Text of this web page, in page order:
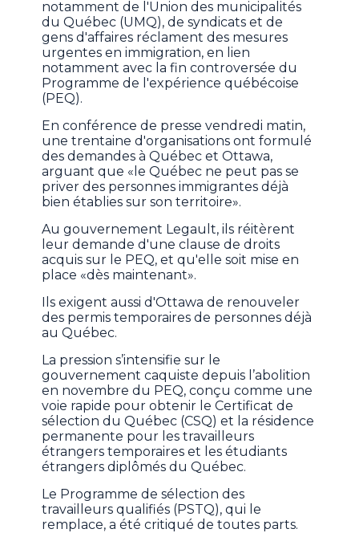
notamment de l'Union des municipalités
du Québec (UMQ), de syndicats et de
gens d'affaires réclament des mesures
urgentes en immigration, en lien
notamment avec la fin controversée du
Programme de l'expérience québécoise
(PEQ).
En conférence de presse vendredi matin,
une trentaine d'organisations ont formulé
des demandes à Québec et Ottawa,
arguant que «le Québec ne peut pas se
priver des personnes immigrantes déjà
bien établies sur son territoire».
Au gouvernement Legault, ils réitèrent
leur demande d'une clause de droits
acquis sur le PEQ, et qu'elle soit mise en
place «dès maintenant».
Ils exigent aussi d'Ottawa de renouveler
des permis temporaires de personnes déjà
au Québec.
La pression s’intensifie sur le
gouvernement caquiste depuis l’abolition
en novembre du PEQ, conçu comme une
voie rapide pour obtenir le Certificat de
sélection du Québec (CSQ) et la résidence
permanente pour les travailleurs
étrangers temporaires et les étudiants
étrangers diplômés du Québec.
Le Programme de sélection des
travailleurs qualifiés (PSTQ), qui le
remplace, a été critiqué de toutes parts.